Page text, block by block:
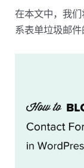
在本文中，我们
系表单垃圾邮件